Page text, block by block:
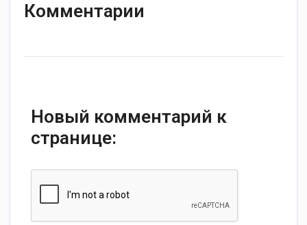
Комментарии
Новый комментарий к
странице: